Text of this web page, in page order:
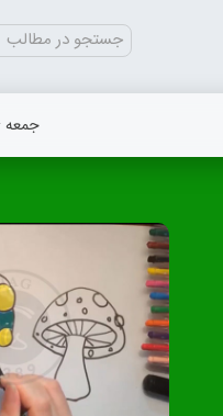
جستجو
برای:
جمعه ۱۴۰۵/۰۵/۱۶